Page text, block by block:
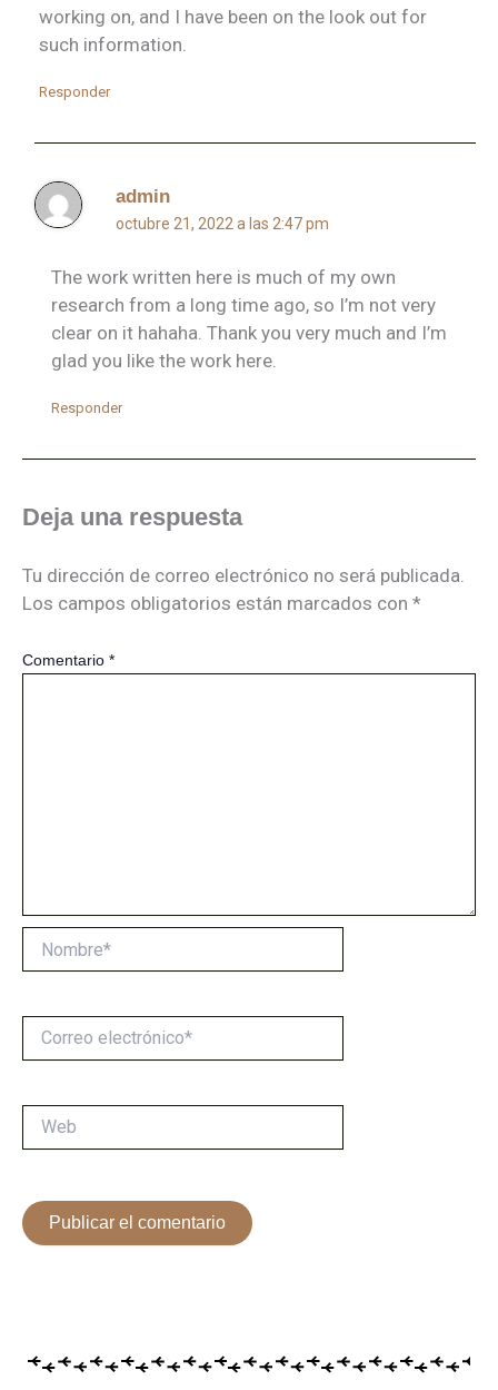
working on, and I have been on the look out for
such information.
Responder
admin
octubre 21, 2022 a las 2:47 pm
The work written here is much of my own
research from a long time ago, so I’m not very
clear on it hahaha. Thank you very much and I’m
glad you like the work here.
Responder
Deja una respuesta
Tu dirección de correo electrónico no será publicada.
Los campos obligatorios están marcados con *
Comentario *
electrónico*